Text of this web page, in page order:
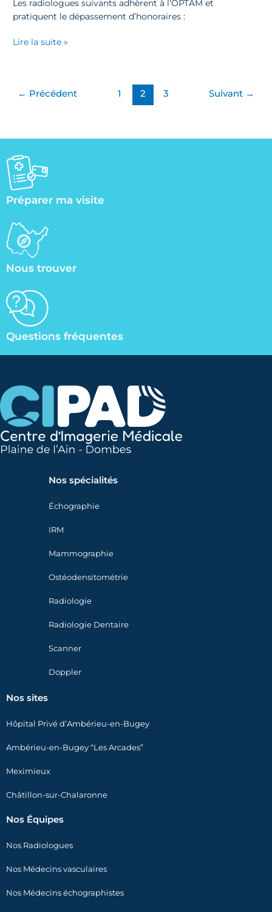
Les radiologues suivants adhèrent à l’OPTAM et
pratiquent le dépassement d’honoraires :
Lire la suite »
← Précédent 1 2 3 Suivant →
Préparer ma visite
Nous trouver
Questions fréquentes
Nos spécialités
Échographie
IRM
Mammographie
Ostéodensitométrie
Radiologie
Radiologie Dentaire
Scanner
Doppler
Nos sites
Hôpital Privé d’Ambérieu-en-Bugey
Ambérieu-en-Bugey “Les Arcades”
Meximieux
Châtillon-sur-Chalaronne
Nos Équipes
Nos Radiologues
Nos Médecins vasculaires
Nos Médecins échographistes